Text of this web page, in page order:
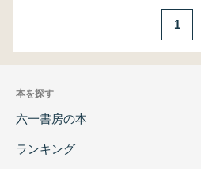
1
本を探す
六一書房の本
ランキング